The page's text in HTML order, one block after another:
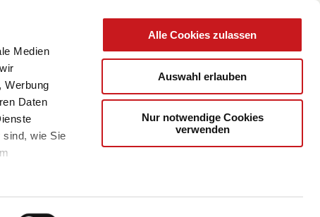
Medien
Werbung
Daten
sind, wie Sie
Alle Cookies zulassen
Auswahl erlauben
Nur notwendige Cookies
verwenden